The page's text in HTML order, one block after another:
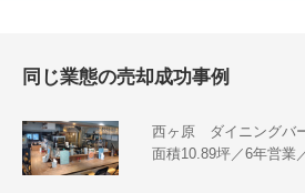
同じ業態の売却成功事例
西ヶ原 ダイニングバ
面積10.89坪／6年営業